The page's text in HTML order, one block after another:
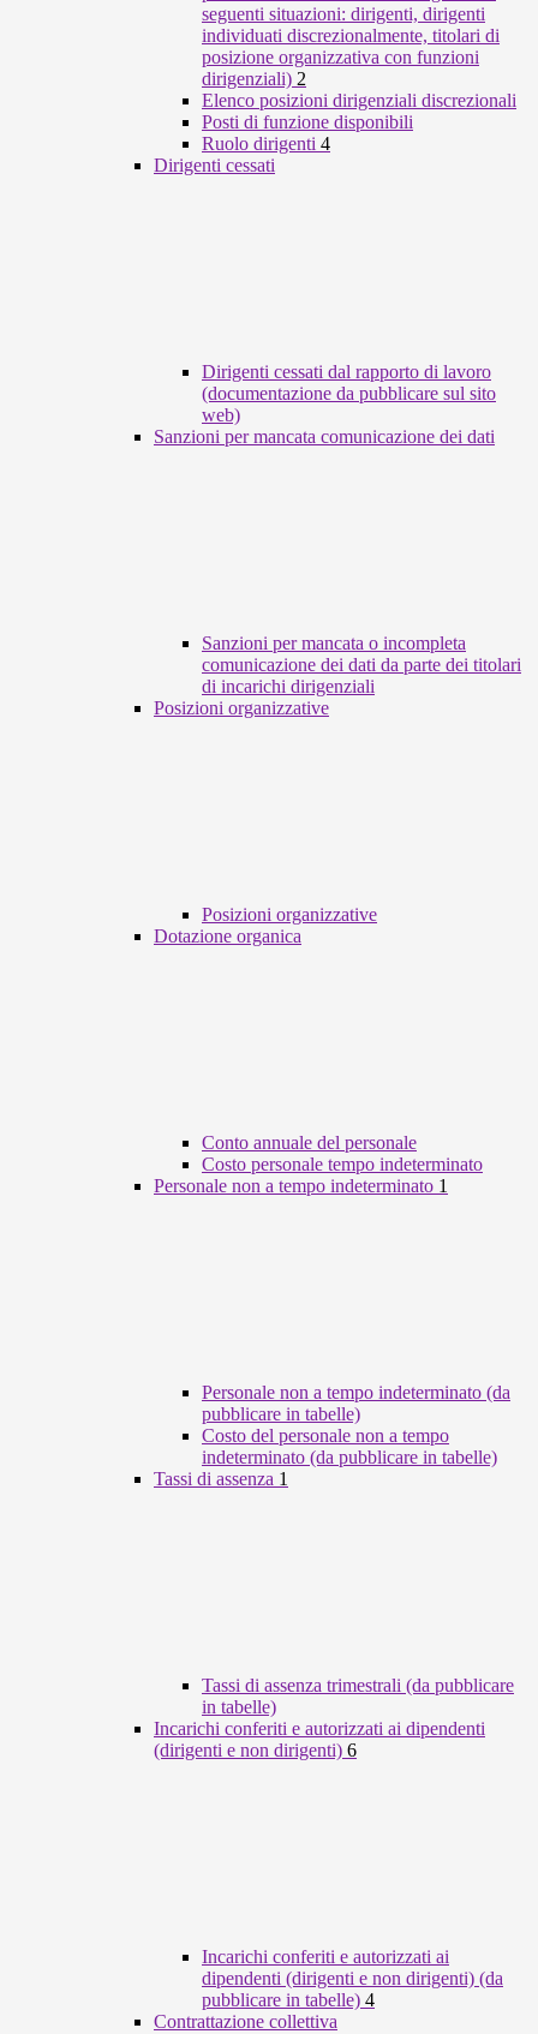
seguenti situazioni: dirigenti, dirigenti
individuati discrezionalmente, titolari di
posizione organizzativa con funzioni
dirigenziali) 2
Elenco posizioni dirigenziali discrezionali
Posti di funzione disponibili
Ruolo dirigenti 4
Dirigenti cessati
Dirigenti cessati dal rapporto di lavoro
(documentazione da pubblicare sul sito
web)
Sanzioni per mancata comunicazione dei dati
Sanzioni per mancata o incompleta
comunicazione dei dati da parte dei titolari
di incarichi dirigenziali
Posizioni organizzative
Posizioni organizzative
Dotazione organica
Conto annuale del personale
Costo personale tempo indeterminato
Personale non a tempo indeterminato 1
Personale non a tempo indeterminato (da
pubblicare in tabelle)
Costo del personale non a tempo
indeterminato (da pubblicare in tabelle)
Tassi di assenza 1
Tassi di assenza trimestrali (da pubblicare
in tabelle)
Incarichi conferiti e autorizzati ai dipendenti
(dirigenti e non dirigenti) 6
Incarichi conferiti e autorizzati ai
dipendenti (dirigenti e non dirigenti) (da
pubblicare in tabelle) 4
Contrattazione collettiva